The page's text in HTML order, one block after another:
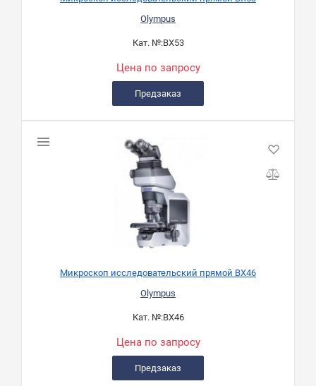
Olympus
Кат. №:BX53
Цена по запросу
Предзаказ
Микроскоп исследовательский прямой BX46
Olympus
Кат. №:BX46
Цена по запросу
Предзаказ